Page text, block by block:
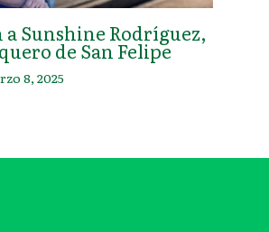
a Sunshine Rodríguez,
de San Felipe
8, 2025